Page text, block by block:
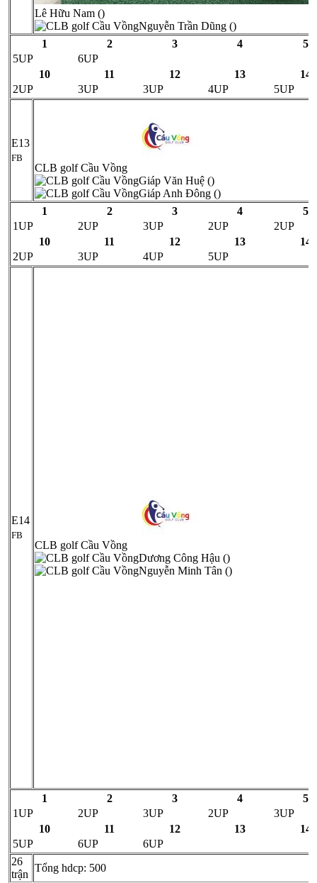
Lê Hữu Nam ()
Nguyễn Trần Dũng ()
1
2 3 4
5
5UP
6UP
10
11 12 13
14
2UP
3UP 3UP 4UP 5UP
E13
FB
CLB golf Cầu Vồng
Giáp Văn Huệ ()
Giáp Anh Đông ()
1
2 3 4
5
1UP
2UP 3UP 2UP
2UP
10
11 12 13
14
2UP
3UP 4UP 5UP
E14
FB
CLB golf Cầu Vồng
Dương Công Hậu ()
Nguyễn Minh Tân ()
1 2 3 4
5
1UP
2UP 3UP 2UP
3UP
10
11 12 13
14
5UP
6UP
6UP
26
trận
Tổng hdcp: 500